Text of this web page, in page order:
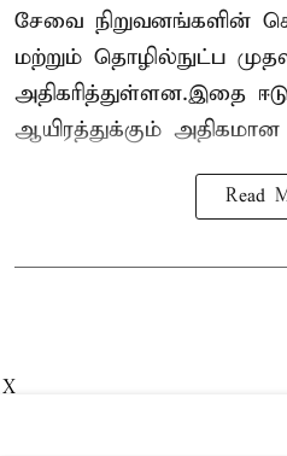
சேவை நிறுவனங்களின்
மற்றும் தொழில்நுட்ப
அதிகரித்துள்ளன.இதை
ஆயிரத்துக்கும் அதிகமான
Read
X